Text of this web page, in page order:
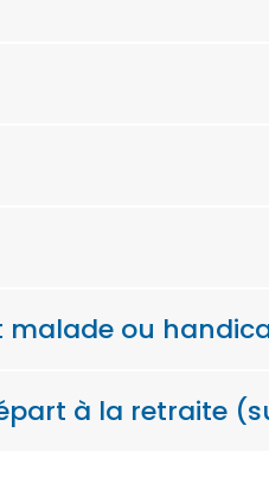
malade ou
à la retraite